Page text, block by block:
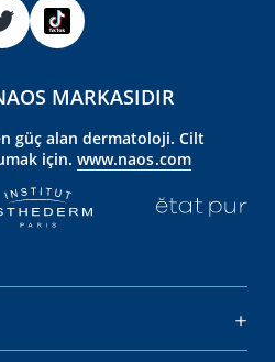
MARKASIDIR
güç alan dermatoloji. Cilt
için. www.naos.com